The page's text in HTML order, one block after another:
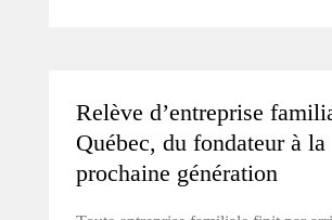
Relève d’entreprise
Québec, du fondateur à la
prochaine génération